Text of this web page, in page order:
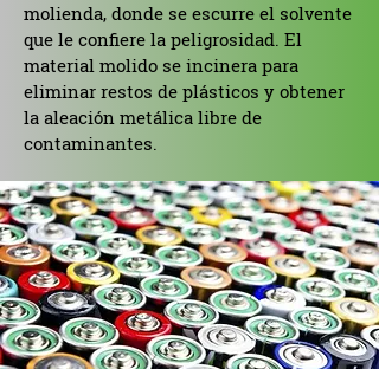
molienda, donde se escurre el solvente
que le confiere la peligrosidad. El
material molido se incinera para
eliminar restos de plásticos y obtener
la aleación metálica libre de
contaminantes.